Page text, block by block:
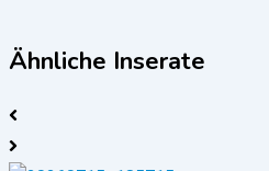
Ähnliche Inserate